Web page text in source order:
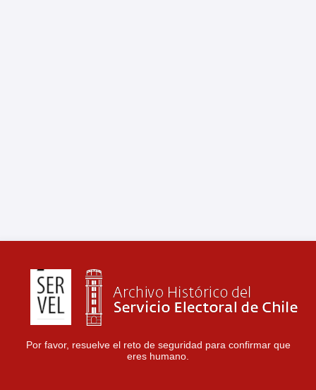
Por favor, resuelve el reto de seguridad para confirmar que
eres humano.